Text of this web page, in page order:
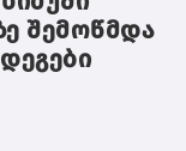
შემოწმდა